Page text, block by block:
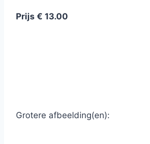
Prijs € 13.00
Grotere afbeelding(en):